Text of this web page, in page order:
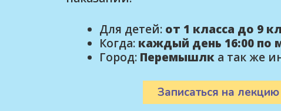
Для детей: от 1 класса до 9
Когда: каждый день 16:00 по
Город: Перемышлк а так же
Записаться на